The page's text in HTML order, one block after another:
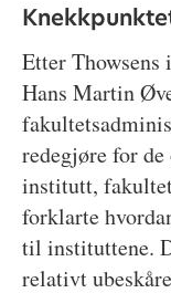
Etter
Hans Martin
redegjøre for de
institutt,
forklarte
til instituttene.
relativt